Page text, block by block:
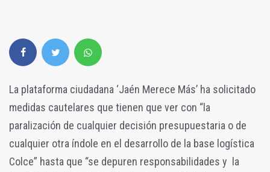
La plataforma ciudadana ‘Jaén Merece Más’ ha solicitado
medidas cautelares que tienen que ver con “la
paralización de cualquier decisión presupuestaria o de
cualquier otra índole en el desarrollo de la base logística
Colce” hasta que “se depuren responsabilidades y la